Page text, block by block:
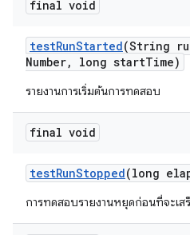
final void
testRunStarted(String
Number, long startTime)
รายงานการเริ่มต้นการทดสอบ
final void
testRunStopped(long
การทดสอบรายงานหยุดก่อนที่จะเ